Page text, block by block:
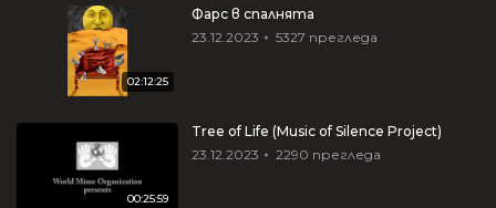
02:12:25
Фарс в спалнята
23.12.2023
5327 прегледа
00:25:59
Tree of Life (Music of Silence Project)
23.12.2023
2290 прегледа